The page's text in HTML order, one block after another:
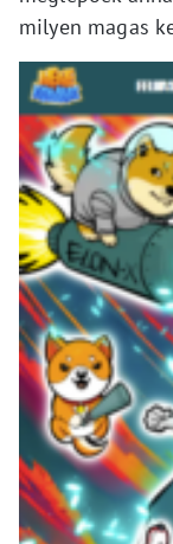
milyen magas